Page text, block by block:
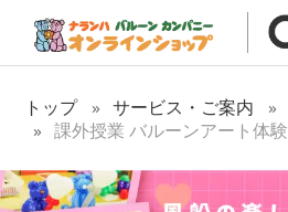
トップ サービス・ご案内
課外授業 バルーンアート体験